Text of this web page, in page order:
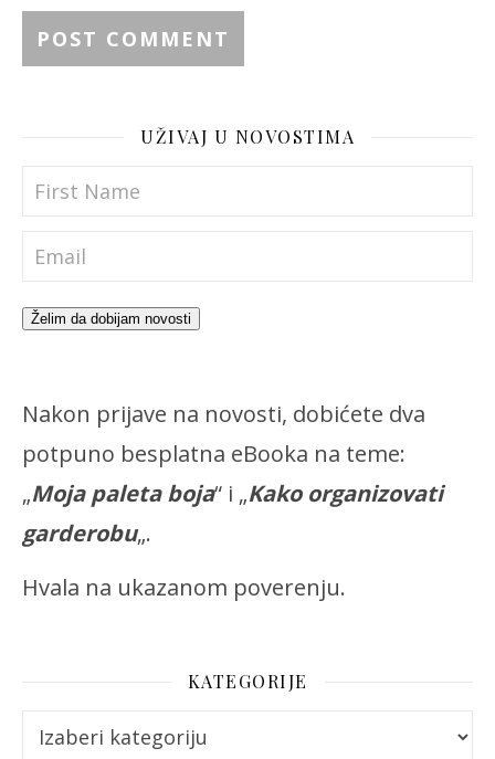
UŽIVAJ U NOVOSTIMA
Želim da dobijam novosti
Nakon prijave na novosti, dobićete dva
potpuno besplatna eBooka na teme:
„Moja paleta boja“ i „Kako organizovati
garderobu„.
Hvala na ukazanom poverenju.
KATEGORIJE
Kategorije